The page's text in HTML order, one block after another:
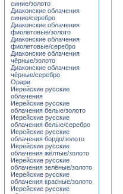
синие/золото
Диаконские облачения
синие/серебро
Диаконские облачения
фиолетовые/золото
Диаконские облачения
фиолетовые/серебро
Диаконские облачения
чёрные/золото
Диаконские облачения
чёрные/серебро
Орари
Иерейские русские
облачения
Иерейские русские
облачения белые/золото
Иерейские русские
облачения белые/серебро
Иерейские русские
облачения бордо/золото
Иерейские русские
облачения жёлтые/золото
Иерейские русские
облачения зелёные/золото
Иерейские русские
облачения красные/золото
Иерейские русские